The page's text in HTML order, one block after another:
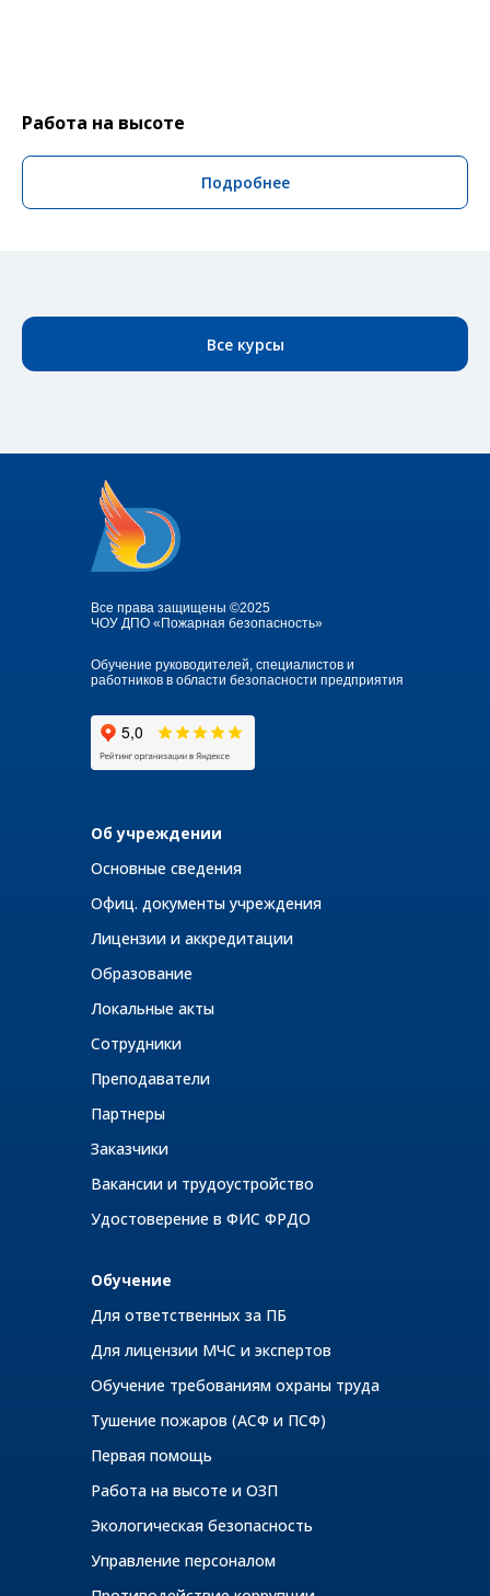
Работа на высоте
Подробнее
Все курсы
Экологическая безопасность
Управление персоналом
Обучение
Для ответственных за ПБ
Тушение пожаров (АСФ и ПСФ)
Первая помощь
Работа на высоте и ОЗП
Для лицензии МЧС и экспертов
Обучение требованиям охраны труда
Преподаватели
Партнеры
Заказчики
Вакансии и трудоустройство
Удостоверение в ФИС ФРДО
Об учреждении
Основные сведения
Офиц. документы учреждения
Лицензии и аккредитации
Образование
Локальные акты
Сотрудники
Все права защищены ©2025
ЧОУ ДПО «Пожарная безопасность»
Обучение руководителей, специалистов и
работников в области безопасности предприятия